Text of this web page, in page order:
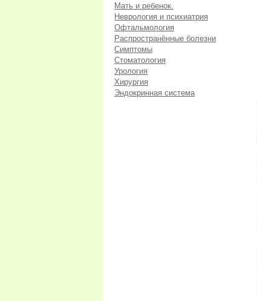
Мать и ребенок.
Неврология и психиатрия
Офтальмология
Распространённые болезни
Симптомы
Стоматология
Урология
Хирургия
Эндокринная система